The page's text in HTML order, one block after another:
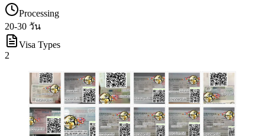
Processing
20-30 วัน
Visa Types
2